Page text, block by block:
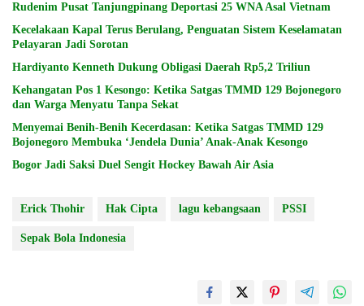
Rudenim Pusat Tanjungpinang Deportasi 25 WNA Asal Vietnam
Kecelakaan Kapal Terus Berulang, Penguatan Sistem Keselamatan
Pelayaran Jadi Sorotan
Hardiyanto Kenneth Dukung Obligasi Daerah Rp5,2 Triliun
Kehangatan Pos 1 Kesongo: Ketika Satgas TMMD 129 Bojonegoro
dan Warga Menyatu Tanpa Sekat
Menyemai Benih-Benih Kecerdasan: Ketika Satgas TMMD 129
Bojonegoro Membuka ‘Jendela Dunia’ Anak-Anak Kesongo
Bogor Jadi Saksi Duel Sengit Hockey Bawah Air Asia
Erick Thohir Hak Cipta lagu kebangsaan PSSI
Sepak Bola Indonesia